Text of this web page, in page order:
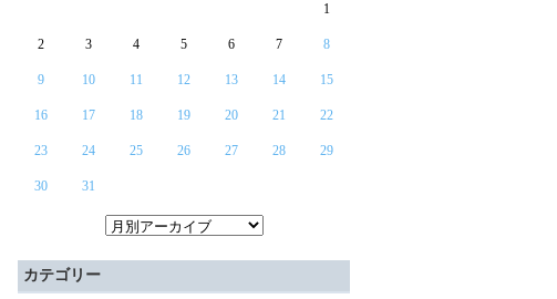
1
2 3 4 5 6 7 8
9 10 11 12 13 14 15
16 17 18 19 20 21 22
23 24 25 26 27 28 29
30 31
カテゴリー